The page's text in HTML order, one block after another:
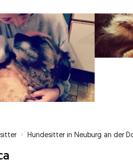
» Hundesitter in Neuburg an der